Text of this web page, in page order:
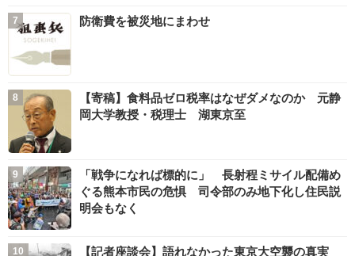
防衛費を被災地にまわせ
【寄稿】食料品ゼロ税率はなぜダメなのか 元静
岡大学教授・税理士 湖東京至
「戦争になれば標的に」 長射程ミサイル配備め
ぐる熊本市民の危惧 司令部のみ地下化し住民説
明会もなく
【記者座談会】語れなかった東京大空襲の真実